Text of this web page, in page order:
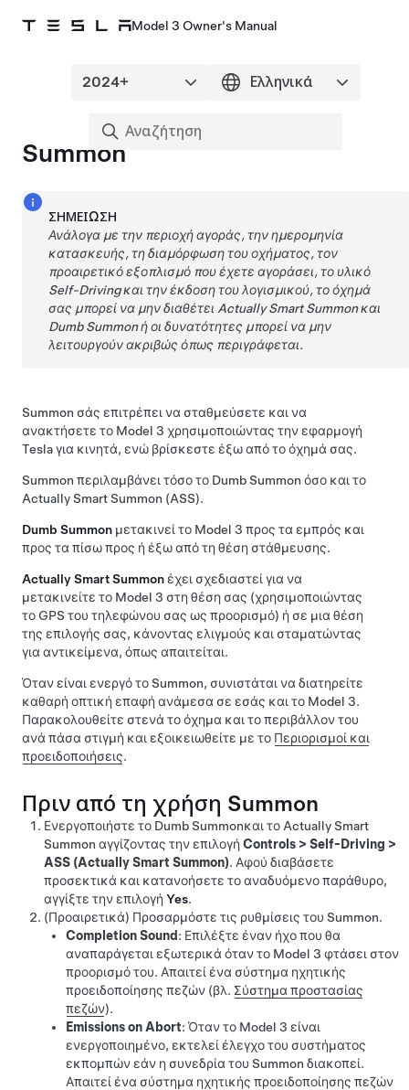
Model 3 Owner's Manual
Summon
ΣΗΜΕΊΩΣΗ
Ανάλογα με την περιοχή αγοράς, την ημερομηνία
κατασκευής, τη διαμόρφωση του οχήματος, τον
προαιρετικό εξοπλισμό που έχετε αγοράσει, το υλικό
Self-Drivingκαι την έκδοση του λογισμικού, το όχημά
σας μπορεί να μην διαθέτει Actually Smart Summonκαι
Dumb Summonή οι δυνατότητες μπορεί να μην
λειτουργούν ακριβώς όπως περιγράφεται.
Summon σάς επιτρέπει να σταθμεύσετε και να
ανακτήσετε το Model 3 χρησιμοποιώντας την εφαρμογή
Tesla για κινητά, ενώ βρίσκεστε έξω από το όχημά σας.
Summon περιλαμβάνει τόσο το Dumb Summon όσο και το
Actually Smart Summon (ASS).
Dumb Summon μετακινεί το Model 3 προς τα εμπρός και
προς τα πίσω προς ή έξω από τη θέση στάθμευσης.
Actually Smart Summonέχει σχεδιαστεί για να
μετακινείτε το Model 3 στη θέση σας (χρησιμοποιώντας
το GPS του τηλεφώνου σας ως προορισμό) ή σε μια θέση
της επιλογής σας, κάνοντας ελιγμούς και σταματώντας
για αντικείμενα, όπως απαιτείται.
Όταν είναι ενεργό τοSummon, συνιστάται να διατηρείτε
καθαρή οπτική επαφή ανάμεσα σε εσάς και το Model 3.
Παρακολουθείτε στενά το όχημα και το περιβάλλον του
ανά πάσα στιγμή και εξοικειωθείτε με το Περιορισμοί και
προειδοποιήσεις.
Πριν από τη χρήση Summon
Ενεργοποιήστε το Dumb Summonκαι το Actually Smart
Summon αγγίζοντας την επιλογή Controls > Self-Driving >
ASS (Actually Smart Summon). Αφού διαβάσετε
προσεκτικά και κατανοήσετε το αναδυόμενο παράθυρο,
αγγίξτε την επιλογή Yes.
(Προαιρετικά) Προσαρμόστε τις ρυθμίσεις του Summon.
Completion Sound : Επιλέξτε έναν ήχο που θα
αναπαράγεται εξωτερικά όταν το Model 3 φτάσει στον
προορισμό του. Απαιτεί ένα σύστημα ηχητικής
προειδοποίησης πεζών (βλ. Σύστημα προστασίας
πεζών).
Emissions on Abort: Όταν το Model 3 είναι
ενεργοποιημένο, εκτελεί έλεγχο του συστήματος
εκπομπών εάν η συνεδρία του Summon διακοπεί.
Απαιτεί ένα σύστημα ηχητικής προειδοποίησης πεζών